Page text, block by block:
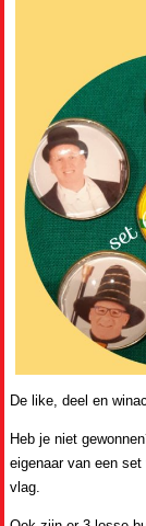
De like, deel en
Heb je niet
eigenaar van een
vlag.